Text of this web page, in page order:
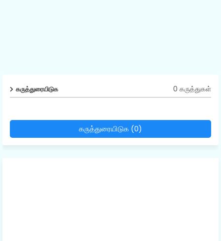
கருத்துரையிடுக 0 கருத்துகள்
கருத்துரையிடுக (0)